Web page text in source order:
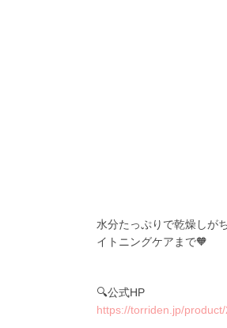
水分たっぷりで乾燥しが
イトニングケアまで🧡
🔍公式HP
https://torriden.jp/